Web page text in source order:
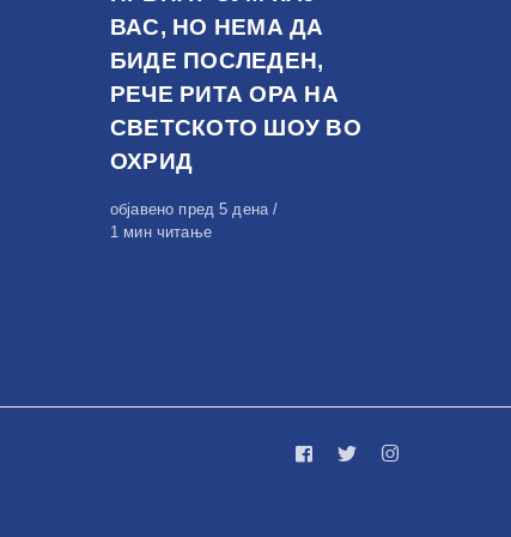
ВАС, НО НЕМА ДА
БИДЕ ПОСЛЕДЕН,
РЕЧЕ РИТА ОРА НА
СВЕТСКОТО ШОУ ВО
ОХРИД
Објавено
на
објавено пред 5 дена
1 мин читање